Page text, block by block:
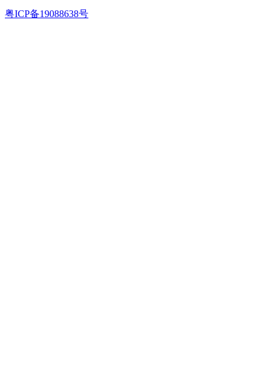
粤ICP备19088638号